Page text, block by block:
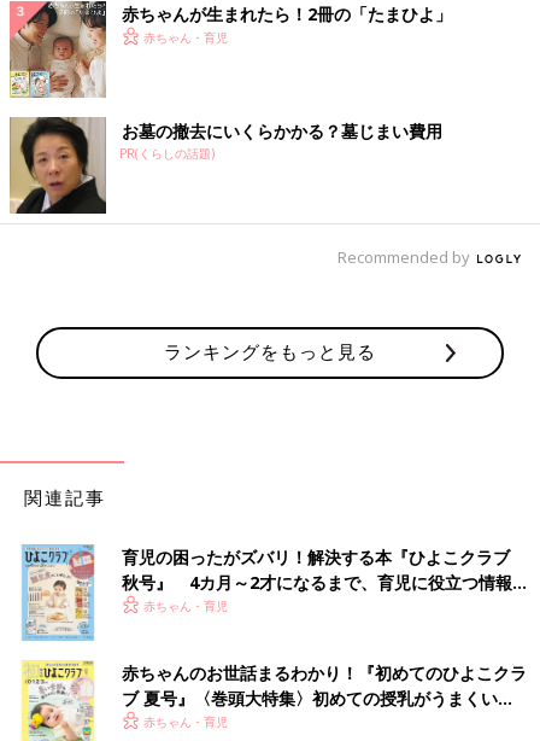
――防犯アイテムを用意すれば安心でしょうか？そのほかにした
ほうがいいことはありますか？
清永 実際に使ってみることです。ロールプレーイングゲームの
ようにママ・パパが犯罪者の役になって子どもの手を引っ張るな
どし、子どもが防犯ブザーを鳴らす練習をしてください。
いざというとき防犯ブザーを鳴らせる子は2％という調査結果が
あります。事前の練習がないと実際に使えないことが多いんで
ど使い方のルールも決めておきましょう。練習は月に1回ほど行
うことで、故障していないか、電池がきれていないかなどが確認
しておきましょう。
「ひ・ま・わ・り」
赤ちゃんが生まれたら！2冊の「たまひよ」
赤ちゃん・育児
お墓の撤去にいくらかかる？墓じまい費用
PR(くらしの話題)
Recommended by
ランキングをもっと見る
関連記事
育児の困ったがズバリ！解決する本『ひよこクラブ
秋号』 4カ月～2才になるまで、育児に役立つ情報が
いっぱい！
赤ちゃん・育児
赤ちゃんのお世話まるわかり！『初めてのひよこクラ
ブ 夏号』〈巻頭大特集〉初めての授乳がうまくい
く！ おっぱい・ミルクの基本と夏のトラブル 解決テ
赤ちゃん・育児